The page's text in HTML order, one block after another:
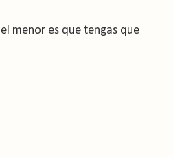
menor es que tengas que